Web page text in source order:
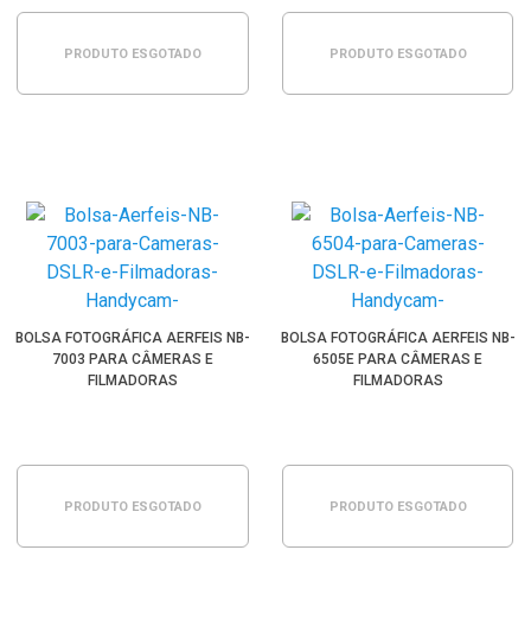
PRODUTO ESGOTADO PRODUTO ESGOTADO
BOLSA FOTOGRÁFICA AERFEIS NB-
7003 PARA CÂMERAS E
FILMADORAS
PRODUTO ESGOTADO
BOLSA FOTOGRÁFICA AERFEIS NB-
6505E PARA CÂMERAS E
FILMADORAS
PRODUTO ESGOTADO